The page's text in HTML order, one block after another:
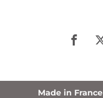
Made in France